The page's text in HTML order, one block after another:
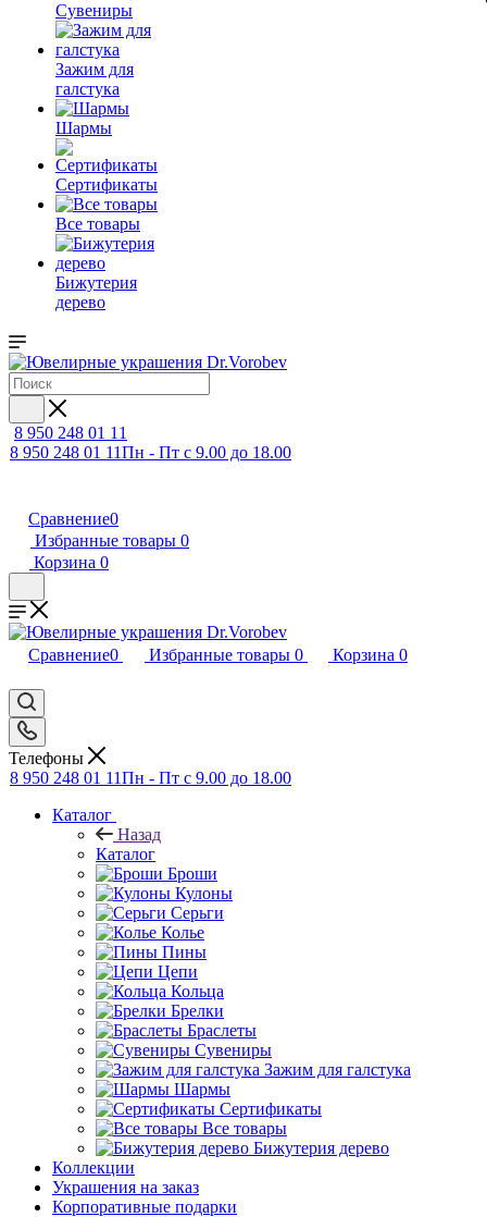
Сувениры
Зажим для
галстука
Шармы
Сертификаты
Все товары
Бижутерия
дерево
8 950 248 01 11
8 950 248 01 11Пн - Пт с 9.00 до 18.00
Сравнение0
Избранные товары 0
Корзина 0
Сравнение0 Избранные товары 0 Корзина 0
Телефоны
8 950 248 01 11Пн - Пт с 9.00 до 18.00
Каталог
Назад
Каталог
Броши
Кулоны
Серьги
Колье
Пины
Цепи
Кольца
Брелки
Браслеты
Сувениры
Зажим для галстука
Шармы
Сертификаты
Все товары
Бижутерия дерево
Коллекции
Украшения на заказ
Корпоративные подарки